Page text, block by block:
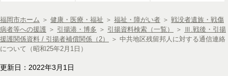
福岡市ホーム ＞ 健康・医療・福祉 ＞ 福祉・障がい者 ＞ 戦没者遺族・戦傷
病者等への援護 ＞ 引揚港・博多 ＞ 引揚資料検索（一覧） ＞
Ⅲ.戦後・引揚
援護関係資料 / 引揚者補償関係（2）
＞ 中共地区残留邦人に対する通信連絡
について（昭和25年2月1日）
更新日：2022年3月1日